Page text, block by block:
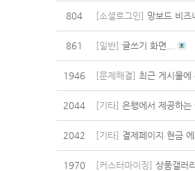
804 [소셜로그인] 망보드 비즈
861 [일반] 글쓰기 화면...
1946 [문제해결] 최근 게시물에
2044 [기타] 은행에서 제공하
2042 [기타] 결제페이지 현금
1970 [커스터마이징] 상품갤러